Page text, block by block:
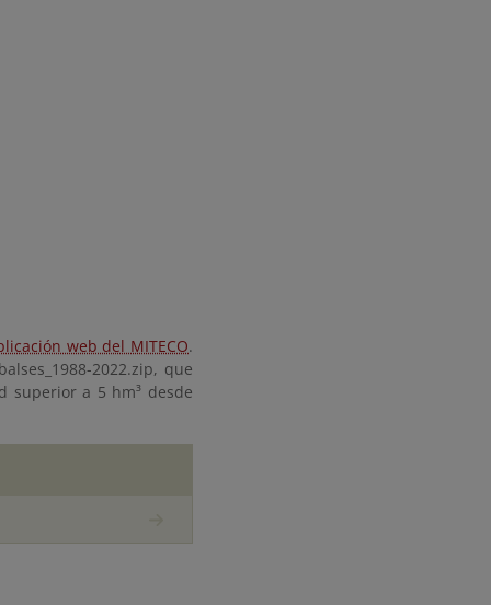
web del MITECO.
2022.zip, que
superior a 5 hm³ desde